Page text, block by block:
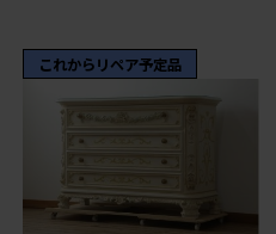
これからリペア予定品